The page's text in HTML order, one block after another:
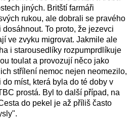
jiných. Britští farmáři
rukou, ale dobrali se pravého
To proto, že jezevci
ve zvyku migrovat. Jakmile ale
i starousedlíky rozpumprdlíkuje
toulat a provozují něco jako
střílení nemoc nejen neomezilo,
míst, která byla do té doby v
prostá. Byl to další případ, na
do pekel je až příliš často